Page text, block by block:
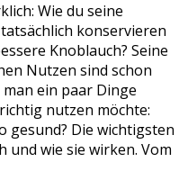
Wie du seine
konservieren
Knoblauch? Seine
Nutzen sind schon
ein paar Dinge
nutzen möchte:
gesund? Die wichtigsten
und wie sie wirken. Vom